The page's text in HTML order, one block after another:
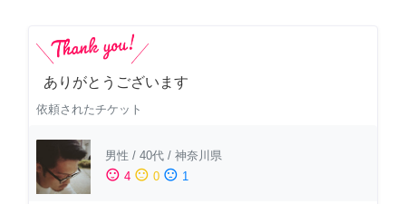
ありがとうございます
依頼されたチケット
男性 / 40代 / 神奈川県
sentiment_satisfied 4 sentiment_neutral 0 sentiment_dissatisfied 1